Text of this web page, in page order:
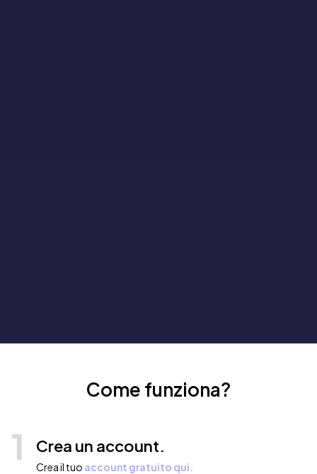
Come funziona?
1 Crea un account.
Crea il tuo account gratuito qui.